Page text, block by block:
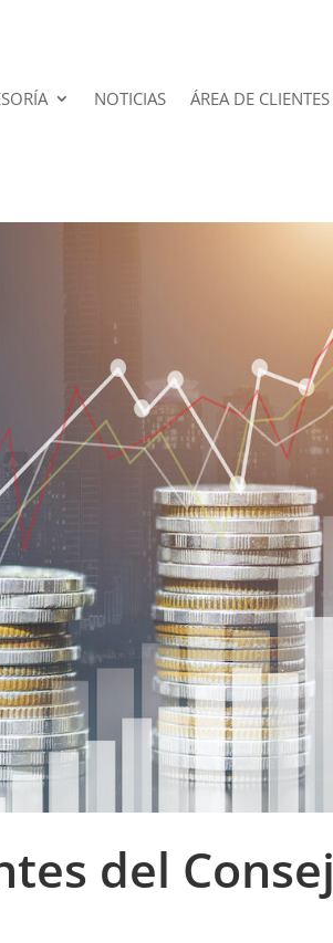
NOTICIAS ÁREA DE CLIENTES
del